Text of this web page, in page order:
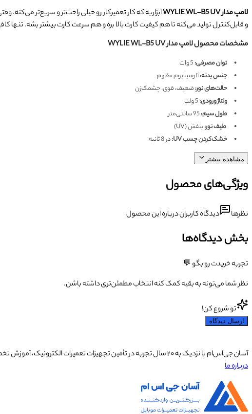
لامپ مدار WYLIE WL-B5 UV
و قابل‌کنترل تولید می‌کنه تا هم کیفیت کارت بالا بره و هم سرعت کارت بیشتر بشه.
مشخصات محصول لامپ مدار WYLIE WL-B5 UV
توان مصرفی:
جنس بدنه:آلومینیوم مقاوم
حالت‌های نور:ضعیف، قوی، چشمک‌زن
ولتاژ ورودی:
طول سیم:
طیف نور:بنفش (UV)
خشک‌کردن چسب UV:
در 8 ثانیه
مشاهده بیشتر
ویژگی‌های محصول
نظرها دیدگاه کاربران درباره این محصول
بخش دیدگاه‌ها
تجربه خریدت رو بگو 💬
نظر شما می‌تونه به بقیه کمک کنه انتخاب مطمئن‌تری داشته باشن.
تو شروع کن!
ارسال دیدگاه
آسان جی‌اس‌ام با نزدیک به ۲۰ سال تجربه در تأمین تجهیزات تعمیرات الکترونیک، آموزش تخصصی موبایل و ارائه خدمات تعمیر تلفن همراه و لوازم جانبی، با تکیه بر تیمی حرفه‌ای، رضایت و اعتماد مشتریان را اولویت اصلی خود قرار داده است.
درباره ما